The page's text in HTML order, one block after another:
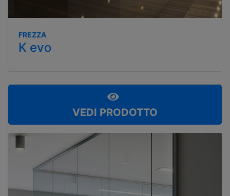
FREZZA
K evo
VEDI PRODOTTO